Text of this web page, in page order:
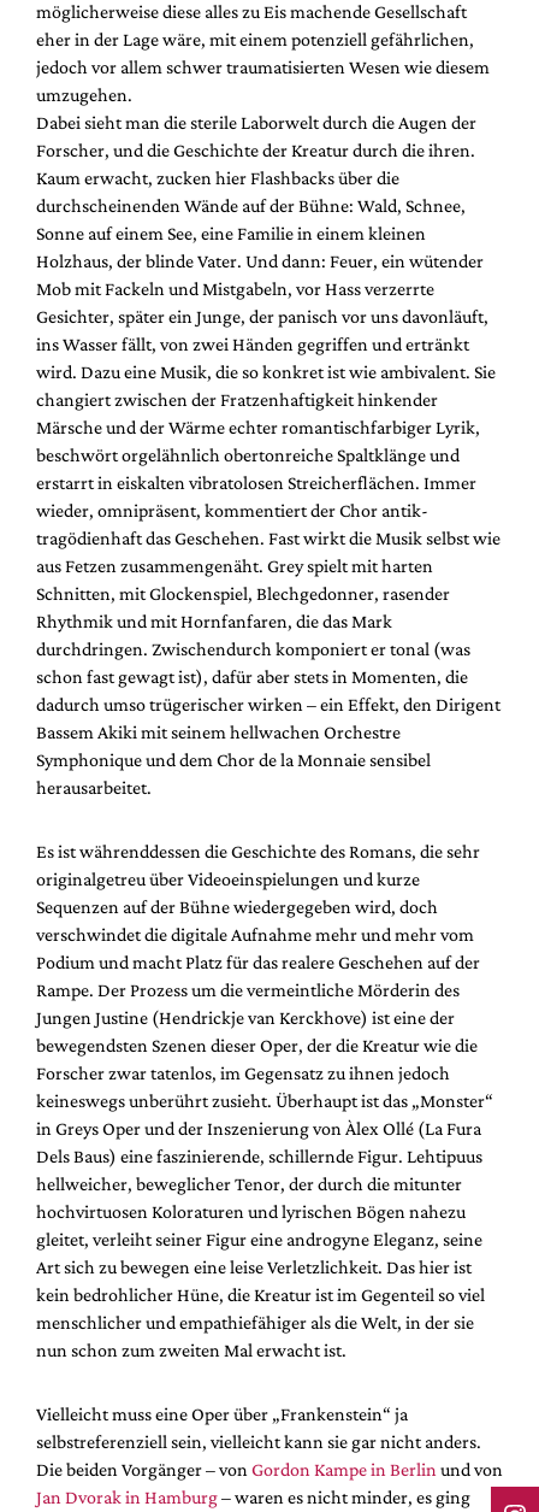
möglicherweise diese alles zu Eis machende Gesellschaft
eher in der Lage wäre, mit einem potenziell gefährlichen,
jedoch vor allem schwer traumatisierten Wesen wie diesem
umzugehen.
Dabei sieht man die sterile Laborwelt durch die Augen der
Forscher, und die Geschichte der Kreatur durch die ihren.
Kaum erwacht, zucken hier Flashbacks über die
durchscheinenden Wände auf der Bühne: Wald, Schnee,
Sonne auf einem See, eine Familie in einem kleinen
Holzhaus, der blinde Vater. Und dann: Feuer, ein wütender
Mob mit Fackeln und Mistgabeln, vor Hass verzerrte
Gesichter, später ein Junge, der panisch vor uns davonläuft,
ins Wasser fällt, von zwei Händen gegriffen und ertränkt
wird. Dazu eine Musik, die so konkret ist wie ambivalent. Sie
changiert zwischen der Fratzenhaftigkeit hinkender
Märsche und der Wärme echter romantischfarbiger Lyrik,
beschwört orgelähnlich obertonreiche Spaltklänge und
erstarrt in eiskalten vibratolosen Streicherflächen. Immer
wieder, omnipräsent, kommentiert der Chor antik-
tragödienhaft das Geschehen. Fast wirkt die Musik selbst wie
aus Fetzen zusammengenäht. Grey spielt mit harten
Schnitten, mit Glockenspiel, Blechgedonner, rasender
Rhythmik und mit Hornfanfaren, die das Mark
durchdringen. Zwischendurch komponiert er tonal (was
schon fast gewagt ist), dafür aber stets in Momenten, die
dadurch umso trügerischer wirken – ein Effekt, den Dirigent
Bassem Akiki mit seinem hellwachen Orchestre
Symphonique und dem Chor de la Monnaie sensibel
herausarbeitet.
Es ist währenddessen die Geschichte des Romans, die sehr
originalgetreu über Videoeinspielungen und kurze
Sequenzen auf der Bühne wiedergegeben wird, doch
verschwindet die digitale Aufnahme mehr und mehr vom
Podium und macht Platz für das realere Geschehen auf der
Rampe. Der Prozess um die vermeintliche Mörderin des
Jungen Justine (Hendrickje van Kerckhove) ist eine der
bewegendsten Szenen dieser Oper, der die Kreatur wie die
Forscher zwar tatenlos, im Gegensatz zu ihnen jedoch
keineswegs unberührt zusieht. Überhaupt ist das „Monster“
in Greys Oper und der Inszenierung von Àlex Ollé (La Fura
Dels Baus) eine faszinierende, schillernde Figur. Lehtipuus
hellweicher, beweglicher Tenor, der durch die mitunter
hochvirtuosen Koloraturen und lyrischen Bögen nahezu
gleitet, verleiht seiner Figur eine androgyne Eleganz, seine
Art sich zu bewegen eine leise Verletzlichkeit. Das hier ist
kein bedrohlicher Hüne, die Kreatur ist im Gegenteil so viel
menschlicher und empathiefähiger als die Welt, in der sie
nun schon zum zweiten Mal erwacht ist.
Vielleicht muss eine Oper über „Frankenstein“ ja
selbstreferenziell sein, vielleicht kann sie gar nicht anders.
Die beiden Vorgänger – von Gordon Kampe in Berlin und von
Jan Dvorak in Hamburg– waren es nicht minder, es ging